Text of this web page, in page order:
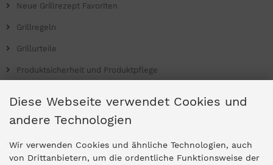
Neue Grillrezept Favoriten
Grillregeln
Grillurteile
Produktsicherheit und Produktpflege
Ladengeschäfte
Diese Webseite verwendet Cookies und
andere Technologien
Wir verwenden Cookies und ähnliche Technologien, auch
von Drittanbietern, um die ordentliche Funktionsweise der